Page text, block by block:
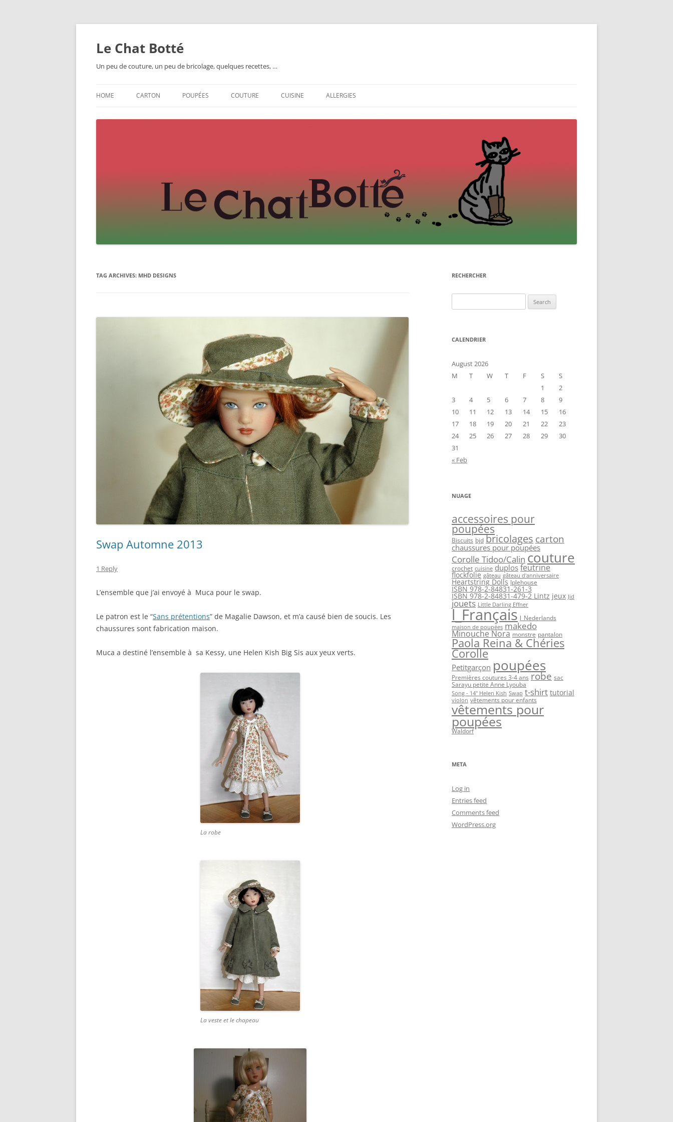
Skip
Le Chat Botté
Un peu de couture, un peu de bricolage, quelques recettes, …
HOME CARTON POUPÉES COUTURE CUISINE ALLERGIES
TAG ARCHIVES: MHD DESIGNS
Swap Automne 2013
1 Reply
L’ensemble que j’ai envoyé à Muca pour le swap.
Le patron est le “Sans prétentions” de Magalie Dawson, et m’a causé bien de soucis. Les
chaussures sont fabrication maison.
Muca a destiné l’ensemble à sa Kessy, une Helen Kish Big Sis aux yeux verts.
La robe
La veste et le chapeau
RECHERCHER
for:
CALENDRIER
August 2026
M
T W T F S
S
1
2
3
4 5 6 7 8
9
10
11 12 13 14 15
16
17
18 19 20 21 22
23
24
25 26 27 28 29
30
31
« Feb
NUAGE
accessoires pour
poupées
Biscuits bjd bricolages carton
chaussures pour poupées
Corolle Tidoo/Calin couture
crochet cuisine duplos feutrine
flockfolie gâteau gâteau d'anniversaire
Heartstring Dolls Iplehouse
ISBN 978-2-84831-261-3
ISBN 978-2-84831-479-2 Lintz jeux Jid
jouets Little Darling Effner
l_Français l_Nederlands
maison de poupées makedo
Minouche Nora monstre pantalon
Paola Reina & Chéries
Corolle
Petitgarçon poupées
Premières coutures 3-4 ans robe sac
Sarayu petite Anne Lyouba
Song - 14" Helen Kish Swap t-shirt tutorial
violon vêtements pour enfants
vêtements pour
poupées
Waldorf
META
Log in
Entries feed
Comments feed
WordPress.org